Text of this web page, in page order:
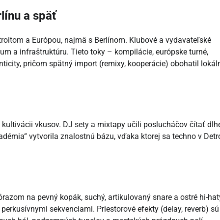
a späť
a Európou, najmä s Berlínom. Klubové a vydavateľské
a infraštruktúru. Tieto toky – kompilácie, európske turné,
pričom spätný import (remixy, kooperácie) obohatil
vkusov. DJ sety a mixtapy učili poslucháčov čítať
vytvorila znalostnú bázu, vďaka ktorej sa techno v
na pevný kopák, suchý, artikulovaný snare a ostré hi-
sekvenciami. Priestorové efekty (delay, reverb)